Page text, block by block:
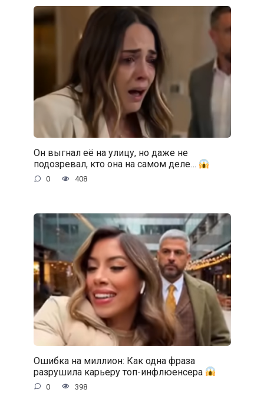
Он выгнал её на улицу, но даже не
подозревал, кто она на самом деле…
0 408
Ошибка на миллион: Как одна фраза
разрушила карьеру топ-инфлюенсера
0 398